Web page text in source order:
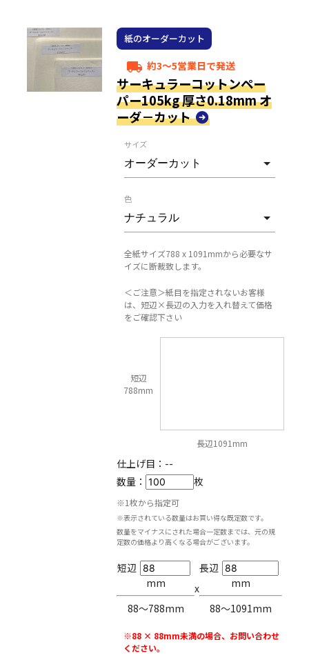
紙のオーダーカット
local_shipping 約3～5営業日で発送
サーキュラーコットンペー
パー105kg 厚さ0.18mm オ
ーダ－カット
サイズ
色
全紙サイズ788 x 1091mmから必要なサ
イズに断裁致します。
＜ご注意＞紙目を指定されないお客様
は、短辺×長辺の入力を入れ替えて価格
をご確認下さい
短辺
788mm
長辺1091mm
仕上げ目： --
数量：
枚
※1枚から指定可
※表示されている数量はお買い得な既定数です。
数量をマイナスにされた場合一定数までは、元の規
定数の価格より高くなる場合がございます。
短辺
mm
88〜788mm
x
長辺
mm
88〜1091mm
※88 × 88mm未満の場合、お問い合わせ
ください。